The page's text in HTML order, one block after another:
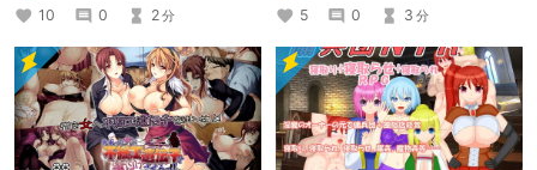
10
0 2分
5
0 3 分